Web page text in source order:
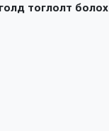
тоглолт